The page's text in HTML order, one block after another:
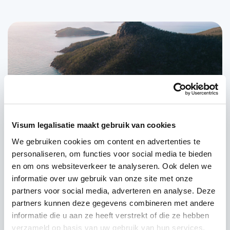
Visum legalisatie maakt gebruik van cookies
We gebruiken cookies om content en advertenties te
personaliseren, om functies voor social media te bieden
en om ons websiteverkeer te analyseren. Ook delen we
informatie over uw gebruik van onze site met onze
partners voor social media, adverteren en analyse. Deze
partners kunnen deze gegevens combineren met andere
informatie die u aan ze heeft verstrekt of die ze hebben
verzameld op basis van uw gebruik van hun services.
Regels waar je misschien niet direct aan
denkt
Toegang tot het Great Barrier Reef regel je altijd via
erkende tours. Een visum geeft je geen vrijbrief om
zelfstandig te gaan snorkelen of duiken. In de praktijk
kom je vrijwel altijd uit bij een operator die vergunningen
en toegang voor je regelt. Daarbij komen extra regels